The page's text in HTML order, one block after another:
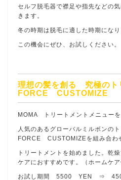
セルフ脱毛器で襟足や指先などの
きます。
冬の時期は脱毛に適した時期になり
この機会にぜひ、お試しください。
理想の髪を創る 究極の
FORCE CUSTOMIZE
MOMA トリートメントメニューを
人気のあるグローバルミルボンの
FORCE CUSTOMIZEを組み合わ
トリートメントを始めました。乾
ケアにおすすめです。（ホームケア
お試し期間 5500 YEN ⇒